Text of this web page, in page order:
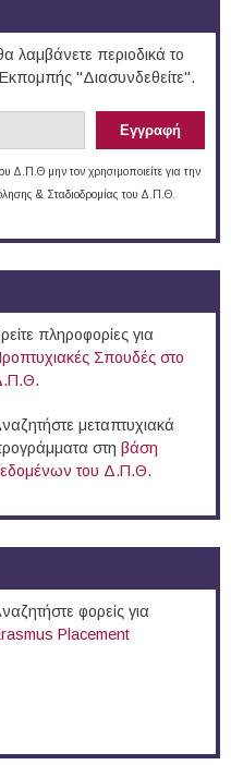
λαμβάνετε περιοδικά το
"Διασυνδεθείτε".
Δ.Π.Θ μην τον χρησιμοποιείτε για την
& Σταδιοδρομίας του Δ.Π.Θ.
πληροφορίες για
Σπουδές στο
μεταπτυχιακά
στη βάση
του Δ.Π.Θ.
φορείς για
Placement